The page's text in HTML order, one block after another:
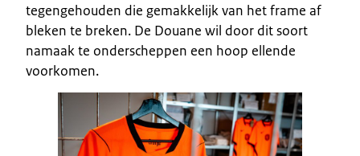
tegengehouden die gemakkelijk van het frame af
bleken te breken. De Douane wil door dit soort
namaak te onderscheppen een hoop ellende
voorkomen.